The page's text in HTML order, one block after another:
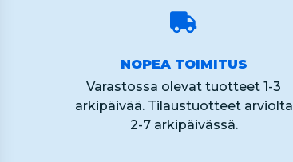
NOPEA TOIMITUS
Varastossa olevat tuotteet 1-3
arkipäivää. Tilaustuotteet arviolta
2-7 arkipäivässä.